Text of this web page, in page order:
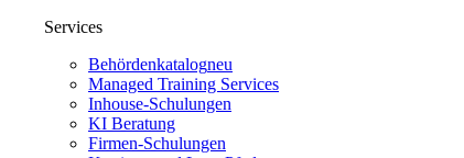
Services
Behördenkatalogneu
Managed Training Services
Inhouse-Schulungen
KI Beratung
Firmen-Schulungen